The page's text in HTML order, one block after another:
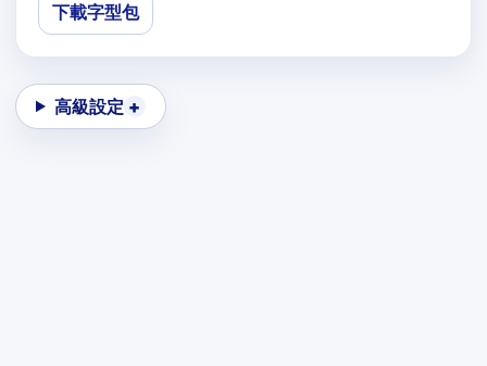
下載字型包
高級設定